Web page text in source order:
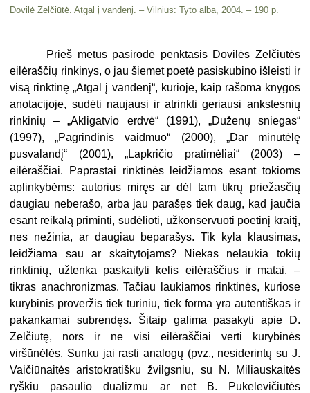
Dovilė Zelčiūtė. Atgal į vandenį. – Vilnius: Tyto alba, 2004. – 190 p.
Prieš metus pasirodė penktasis Dovilės Zelčiūtės
eilėraščių rinkinys, o jau šiemet poetė pasiskubino išleisti ir
visą rinktinę „Atgal į vandenį“, kurioje, kaip rašoma knygos
anotacijoje, sudėti naujausi ir atrinkti geriausi ankstesnių
rinkinių – „Akligatvio erdvė“ (1991), „Duženų sniegas“
(1997), „Pagrindinis vaidmuo“ (2000), „Dar minutėlę
pusvalandį“ (2001), „Lapkričio pratimėliai“ (2003) –
eilėraščiai. Paprastai rinktinės leidžiamos esant tokioms
aplinkybėms: autorius miręs ar dėl tam tikrų priežasčių
daugiau neberašo, arba jau parašęs tiek daug, kad jaučia
esant reikalą priminti, sudėlioti, užkonservuoti poetinį kraitį,
nes nežinia, ar daugiau beparašys. Tik kyla klausimas,
leidžiama sau ar skaitytojams? Niekas nelaukia tokių
rinktinių, užtenka paskaityti kelis eilėraščius ir matai, –
tikras anachronizmas. Tačiau laukiamos rinktinės, kuriose
kūrybinis proveržis tiek turiniu, tiek forma yra autentiškas ir
pakankamai subrendęs. Šitaip galima pasakyti apie D.
Zelčiūtę, nors ir ne visi eilėraščiai verti kūrybinės
viršūnėlės. Sunku jai rasti analogų (pvz., nesiderintų su J.
Vaičiūnaitės aristokratišku žvilgsniu, su N. Miliauskaitės
ryškiu pasaulio dualizmu ar net B. Pūkelevičiūtės